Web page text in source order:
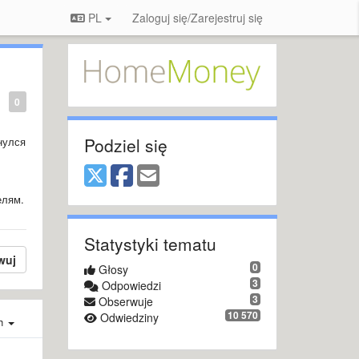
PL Zaloguj się/Zarejestruj się
0
Podziel się
Statystyki tematu
0
Głosy
3
Odpowiedzi
3
Obserwuje
10 570
Odwiedziny